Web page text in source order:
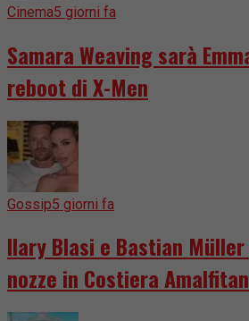
Cinema5 giorni fa
Samara Weaving sarà
reboot di X-Men
Gossip5 giorni fa
Ilary Blasi e Bastian
nozze in Costiera